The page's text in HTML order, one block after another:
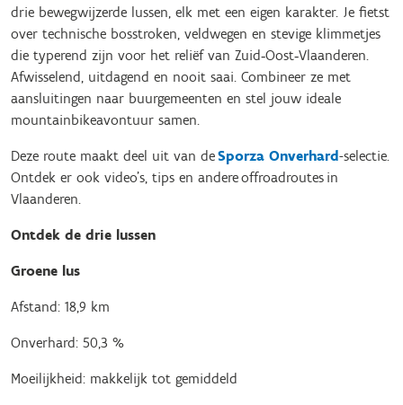
drie bewegwijzerde lussen, elk met een eigen karakter. Je fietst
over technische bosstroken, veldwegen en stevige klimmetjes
die typerend zijn voor het reliëf van Zuid‑Oost‑Vlaanderen.
Afwisselend, uitdagend en nooit saai. Combineer ze met
aansluitingen naar buurgemeenten en stel jouw ideale
mountainbikeavontuur samen.
Deze route maakt deel uit van deSporza Onverhard-selectie.
Ontdek er ook video’s, tips en andere offroadroutes in
Vlaanderen.
Ontdek de drie lussen
Groene lus
Afstand: 18,9 km
Onverhard: 50,3 %
Moeilijkheid: makkelijk tot gemiddeld